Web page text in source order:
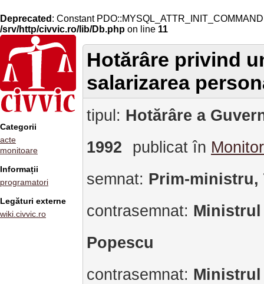
Deprecated : Constant
/srv/http/civvic.ro/lib/Db.php on line 11
Categorii
acte
monitoare
Informații
programatori
Legături externe
wiki.civvic.ro
Hotărâre privind
salarizarea
tipul: Hotărâre a
1992
publicat în
semnat: Prim-ministru,
contrasemnat:
Popescu
contrasemnat: